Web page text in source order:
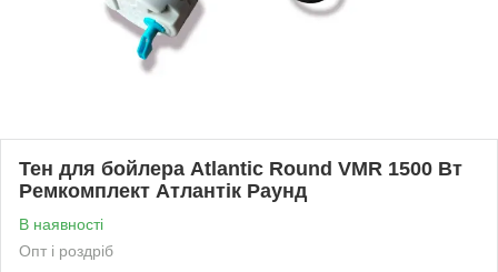
Тен для бойлера Atlantic Round VMR 1500 Вт
Ремкомплект Атлантік Раунд
В наявності
Опт і роздріб